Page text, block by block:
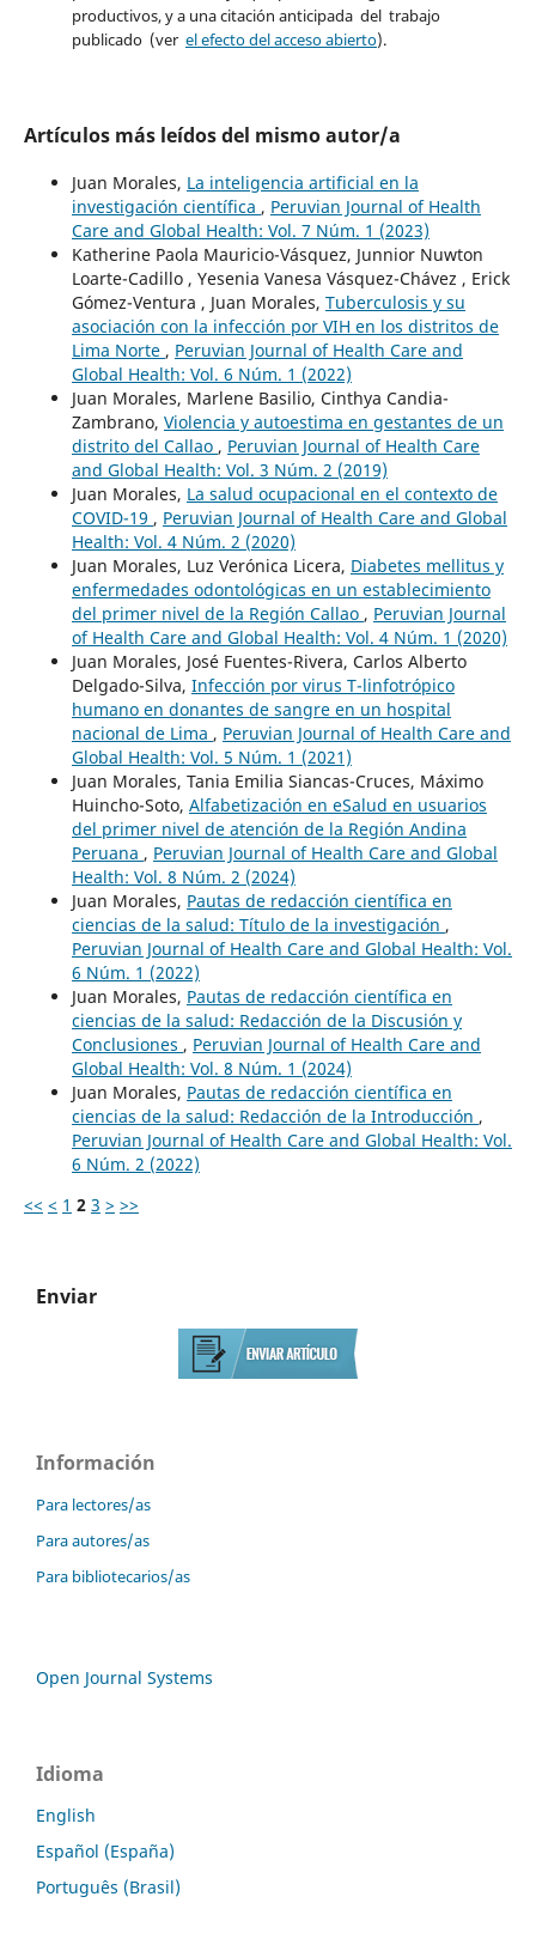
productivos, y a una citación anticipada del trabajo
publicado (ver el efecto del acceso abierto).
Artículos más leídos del mismo autor/a
Juan Morales, La inteligencia artificial en la
investigación científica , Peruvian Journal of Health
Care and Global Health: Vol. 7 Núm. 1 (2023)
Katherine Paola Mauricio-Vásquez, Junnior Nuwton
Loarte-Cadillo , Yesenia Vanesa Vásquez-Chávez , Erick
Gómez-Ventura , Juan Morales, Tuberculosis y su
asociación con la infección por VIH en los distritos de
Lima Norte , Peruvian Journal of Health Care and
Global Health: Vol. 6 Núm. 1 (2022)
Juan Morales, Marlene Basilio, Cinthya Candia-
Zambrano, Violencia y autoestima en gestantes de un
distrito del Callao , Peruvian Journal of Health Care
and Global Health: Vol. 3 Núm. 2 (2019)
Juan Morales, La salud ocupacional en el contexto de
COVID-19 , Peruvian Journal of Health Care and Global
Health: Vol. 4 Núm. 2 (2020)
Juan Morales, Luz Verónica Licera, Diabetes mellitus y
enfermedades odontológicas en un establecimiento
del primer nivel de la Región Callao , Peruvian Journal
of Health Care and Global Health: Vol. 4 Núm. 1 (2020)
Juan Morales, José Fuentes-Rivera, Carlos Alberto
Delgado-Silva, Infección por virus T-linfotrópico
humano en donantes de sangre en un hospital
nacional de Lima , Peruvian Journal of Health Care and
Global Health: Vol. 5 Núm. 1 (2021)
Juan Morales, Tania Emilia Siancas-Cruces, Máximo
Huincho-Soto, Alfabetización en eSalud en usuarios
del primer nivel de atención de la Región Andina
Peruana , Peruvian Journal of Health Care and Global
Health: Vol. 8 Núm. 2 (2024)
Juan Morales, Pautas de redacción científica en
ciencias de la salud: Título de la investigación ,
Peruvian Journal of Health Care and Global Health: Vol.
6 Núm. 1 (2022)
Juan Morales, Pautas de redacción científica en
ciencias de la salud: Redacción de la Discusión y
Conclusiones , Peruvian Journal of Health Care and
Global Health: Vol. 8 Núm. 1 (2024)
Juan Morales, Pautas de redacción científica en
ciencias de la salud: Redacción de la Introducción ,
Peruvian Journal of Health Care and Global Health: Vol.
6 Núm. 2 (2022)
<< < 1 2 3 > >>
Enviar
Información
Para lectores/as
Para autores/as
Para bibliotecarios/as
Open Journal Systems
Idioma
English
Español (España)
Português (Brasil)